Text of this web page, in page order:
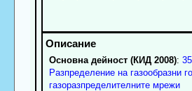
Основна дейност (КИД 2008):
Разпределение на газообразни
газоразпределителните мрежи